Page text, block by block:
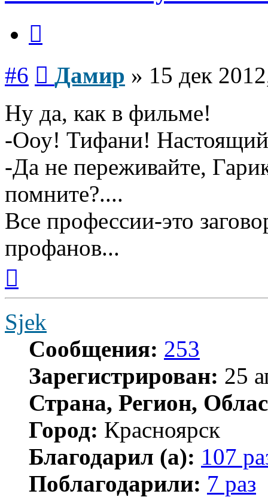
#6 Дамир » 15 дек
Ну да, как в фильме!
-Ооу! Тифани!
-Да не переживайте,
помните?....
Все профессии-это
профанов...
началу
Sjek
Сообщения: 253
Зарегистрирован: 25
Страна, Регион,
Город: Красноярск
Благодарил (а): 107
Поблагодарили: 7 раз